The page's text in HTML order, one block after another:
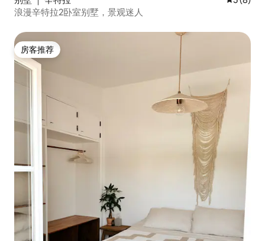
浪漫辛特拉2卧室别墅，景观迷人
房客推荐
房客推荐